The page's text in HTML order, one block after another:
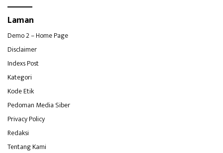
Laman
Demo 2 – Home Page
Disclaimer
Indexs Post
Kategori
Kode Etik
Pedoman Media Siber
Privacy Policy
Redaksi
Tentang Kami